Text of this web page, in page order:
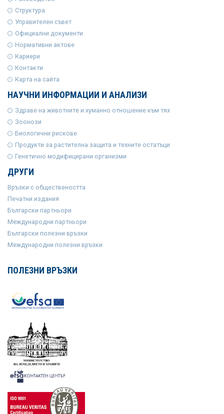
Структура
Управителен съвет
Официални документи
Нормативни актове
Кариери
Контакти
Карта на сайта
НАУЧНИ ИНФОРМАЦИИ И АНАЛИЗИ
Здраве на животните и хуманно отношение към тях
Зоонози
Биологични рискове
Продукти за растителна защита и техните остатъци
Генетично модифицирани организми
ДРУГИ
Връзки с обществеността
Печатни издания
Български партньори
Международни партньори
Български полезни връзки
Международни полезни връзки
ПОЛЕЗНИ ВРЪЗКИ